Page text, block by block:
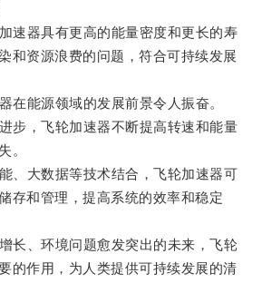
器具有更高的能量密度和更长的寿
和资源浪费的问题，符合可持续发展
能源领域的发展前景令人振奋。
，飞轮加速器不断提高转速和能量
。
大数据等技术结合，飞轮加速器可
存和管理，提高系统的效率和稳定
、环境问题愈发突出的未来，飞轮
的作用，为人类提供可持续发展的清